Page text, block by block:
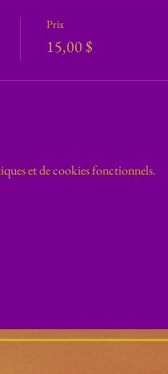
Prix
15,00 $
et de cookies fonctionnels.